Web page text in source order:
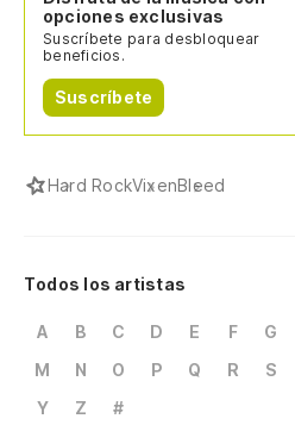
opciones exclusivas
Suscríbete para desbloquear
beneficios.
Suscríbete
Hard RockVixenBleed
Todos los artistas
A B C D E F G
M
N O P Q R S
Y
Z #